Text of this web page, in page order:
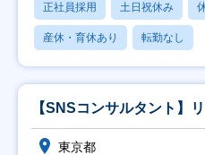
正社員採用 土日祝休み
産休・育休あり 転勤なし
【SNSコンサルタント】
東京都